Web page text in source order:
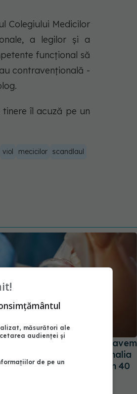
Colegiului Medicilor
a legilor și a
funcțional să
contravențională -
îl acuză pe un
viol mecicilor scandlaul
Otrava pe care o avem
corp din cauza dinților. Amalia
Am urme! De acum 40
măsurători ale
audienței și
de pe un